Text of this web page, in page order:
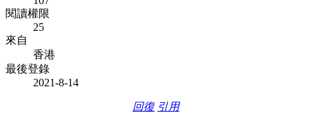
閱讀權限
25
來自
香港
最後登錄
2021-8-14
回復 引用